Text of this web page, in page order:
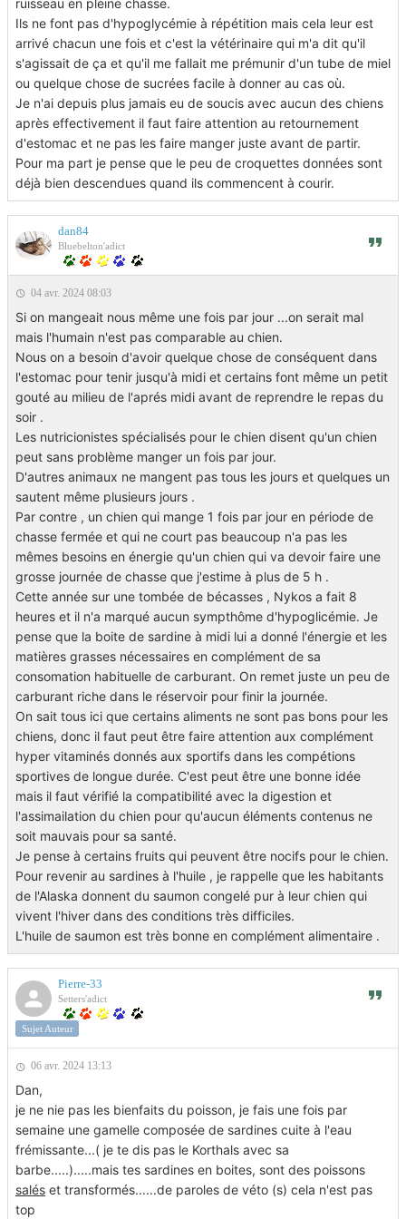
ruisseau en pleine chasse.
Ils ne font pas d'hypoglycémie à répétition mais cela leur est
arrivé chacun une fois et c'est la vétérinaire qui m'a dit qu'il
s'agissait de ça et qu'il me fallait me prémunir d'un tube de miel
ou quelque chose de sucrées facile à donner au cas où.
Je n'ai depuis plus jamais eu de soucis avec aucun des chiens
après effectivement il faut faire attention au retournement
d'estomac et ne pas les faire manger juste avant de partir.
Pour ma part je pense que le peu de croquettes données sont
déjà bien descendues quand ils commencent à courir.
dan84
Bluebelton'adict
04 avr. 2024 08:03
Si on mangeait nous même une fois par jour ...on serait mal
mais l'humain n'est pas comparable au chien.
Nous on a besoin d'avoir quelque chose de conséquent dans
l'estomac pour tenir jusqu'à midi et certains font même un petit
gouté au milieu de l'aprés midi avant de reprendre le repas du
soir .
Les nutricionistes spécialisés pour le chien disent qu'un chien
peut sans problème manger un fois par jour.
D'autres animaux ne mangent pas tous les jours et quelques un
sautent même plusieurs jours .
Par contre , un chien qui mange 1 fois par jour en période de
chasse fermée et qui ne court pas beaucoup n'a pas les
mêmes besoins en énergie qu'un chien qui va devoir faire une
grosse journée de chasse que j'estime à plus de 5 h .
Cette année sur une tombée de bécasses , Nykos a fait 8
heures et il n'a marqué aucun sympthôme d'hypoglicémie. Je
pense que la boite de sardine à midi lui a donné l'énergie et les
matières grasses nécessaires en complément de sa
consomation habituelle de carburant. On remet juste un peu de
carburant riche dans le réservoir pour finir la journée.
On sait tous ici que certains aliments ne sont pas bons pour les
chiens, donc il faut peut être faire attention aux complément
hyper vitaminés donnés aux sportifs dans les compétions
sportives de longue durée. C'est peut être une bonne idée
mais il faut vérifié la compatibilité avec la digestion et
l'assimailation du chien pour qu'aucun éléments contenus ne
soit mauvais pour sa santé.
Je pense à certains fruits qui peuvent être nocifs pour le chien.
Pour revenir au sardines à l'huile , je rappelle que les habitants
de l'Alaska donnent du saumon congelé pur à leur chien qui
vivent l'hiver dans des conditions très difficiles.
L'huile de saumon est très bonne en complément alimentaire .
Pierre-33
Setters'adict
Sujet Auteur
06 avr. 2024 13:13
Dan,
je ne nie pas les bienfaits du poisson, je fais une fois par
semaine une gamelle composée de sardines cuite à l'eau
frémissante...( je te dis pas le Korthals avec sa
barbe.....).....mais tes sardines en boites, sont des poissons
salés et transformés......de paroles de véto (s) cela n'est pas
top